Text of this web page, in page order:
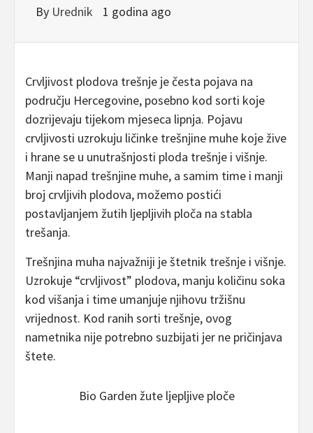
By Urednik 1 godina ago
Crvljivost plodova trešnje je česta pojava na
području Hercegovine, posebno kod sorti koje
dozrijevaju tijekom mjeseca lipnja. Pojavu
crvljivosti uzrokuju ličinke trešnjine muhe koje žive
i hrane se u unutrašnjosti ploda trešnje i višnje.
Manji napad trešnjine muhe, a samim time i manji
broj crvljivih plodova, možemo postići
postavljanjem žutih ljepljivih ploča na stabla
trešanja.
Trešnjina muha najvažniji je štetnik trešnje i višnje.
Uzrokuje “crvljivost” plodova, manju količinu soka
kod višanja i time umanjuje njihovu tržišnu
vrijednost. Kod ranih sorti trešnje, ovog
nametnika nije potrebno suzbijati jer ne pričinjava
štete.
Bio Garden žute ljepljive ploče